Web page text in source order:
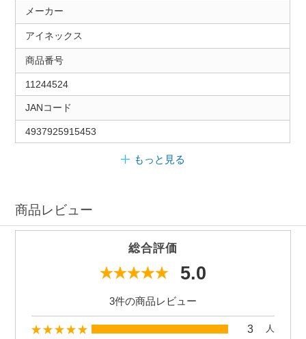
メーカー
アイネックス
商品番号
11244524
JANコード
4937925915453
もっと見る
商品レビュー
総合評価
5.0
3件の商品レビュー
3 人